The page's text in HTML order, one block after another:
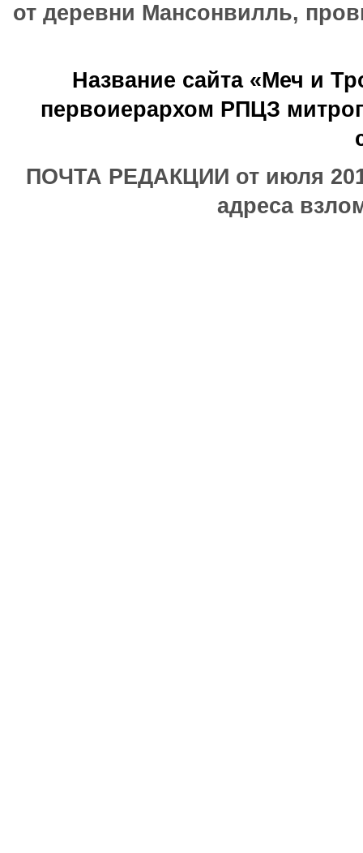
от деревни Мансонвилль,
Название сайта «Меч и
первоиерархом РПЦЗ
ПОЧТА РЕДАКЦИИ от июля
адреса